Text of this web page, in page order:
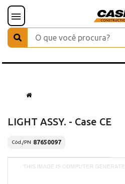
LIGHT ASSY. - Case CE
Cód./PN 87650097